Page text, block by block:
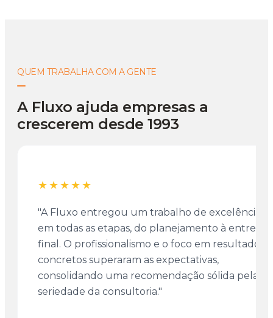
QUEM TRABALHA COM A GENTE
A Fluxo ajuda empresas a
crescerem desde 1993
★★★★★
"A Fluxo entregou um trabalho de excelência
em todas as etapas, do planejamento à entrega
final. O profissionalismo e o foco em resultados
concretos superaram as expectativas,
consolidando uma recomendação sólida pela
seriedade da consultoria."